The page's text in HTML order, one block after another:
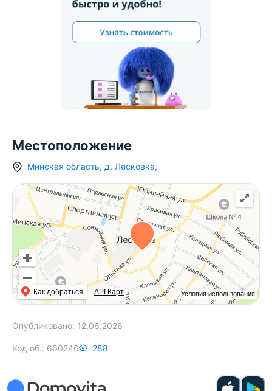
Местоположение
Минская область, д. Лесковка,
Условия использования
Как добраться API Карт
Опубликовано: 12.06.2026
Код об.: 660246 288